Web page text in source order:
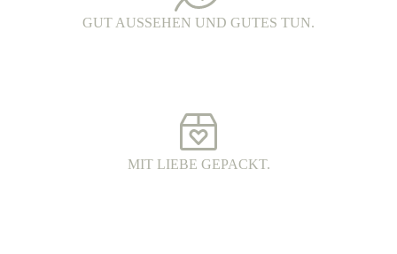
GUT AUSSEHEN UND GUTES TUN.
MIT LIEBE GEPACKT.